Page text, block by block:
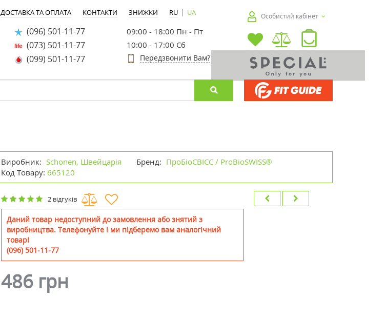
ДОСТАВКА ТА ОПЛАТА КОНТАКТИ ЗНИЖКИ RU | UA
(096) 501-11-77
(073) 501-11-77
(099) 501-11-77
09:00 - 18:00 Пн - Пт
10:00 - 17:00 Сб
Передзвонити Вам?
Особистий кабінет
Виробник: Schonen, Швейцарія Бренд: ПроБіоСВІСС / ProBioSWISS®
Код Товару: 665120
2 відгуків
Даний товар недоступний до замовлення або знятий з
виробництва. Телефонуйте і ми підберемо вам аналогічний
товар!
(096) 501-11-77
486 грн